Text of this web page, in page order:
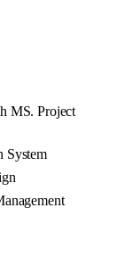
MS. Project
System